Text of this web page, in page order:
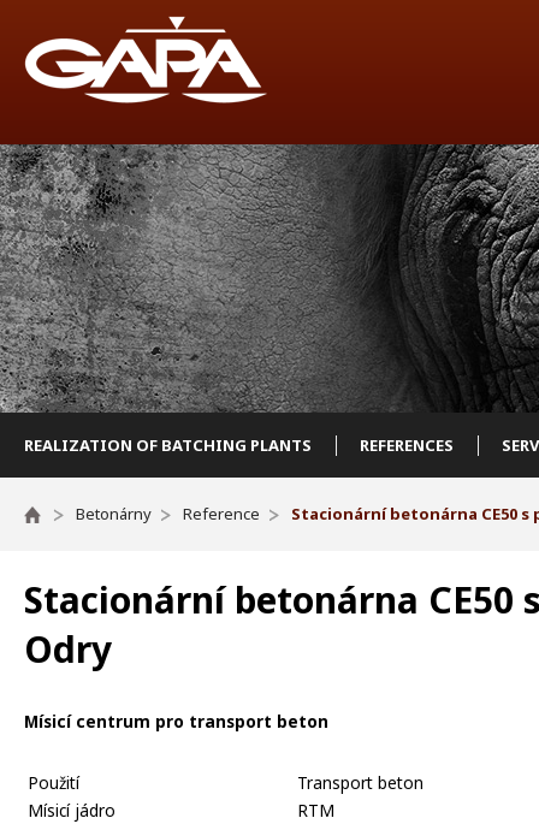
REALIZATION OF BATCHING PLANTS REFERENCES
Betonárny Reference Stacionární betonárna CE50 s
Stacionární betonárna CE50
Odry
Mísicí centrum pro transport beton
Použití
Transport beton
Mísicí jádro
RTM